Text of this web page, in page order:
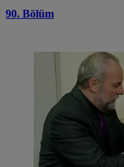
90. Bölüm